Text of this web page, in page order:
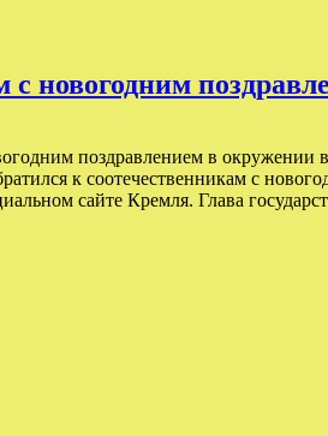
новогодним
поздравлением в
к соотечественникам с
сайте Кремля. Глава